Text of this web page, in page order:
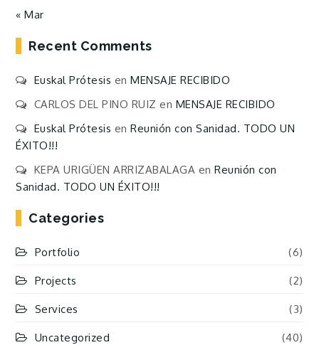
« Mar
Recent Comments
Euskal Prótesis enMENSAJE RECIBIDO
CARLOS DEL PINO RUIZ en MENSAJE RECIBIDO
Euskal Prótesis enReunión con Sanidad. TODO UN
ÉXITO!!!
KEPA URIGÜEN ARRIZABALAGA enReunión con
Sanidad. TODO UN ÉXITO!!!
Categories
Portfolio (6)
Projects (2)
Services (3)
Uncategorized (40)